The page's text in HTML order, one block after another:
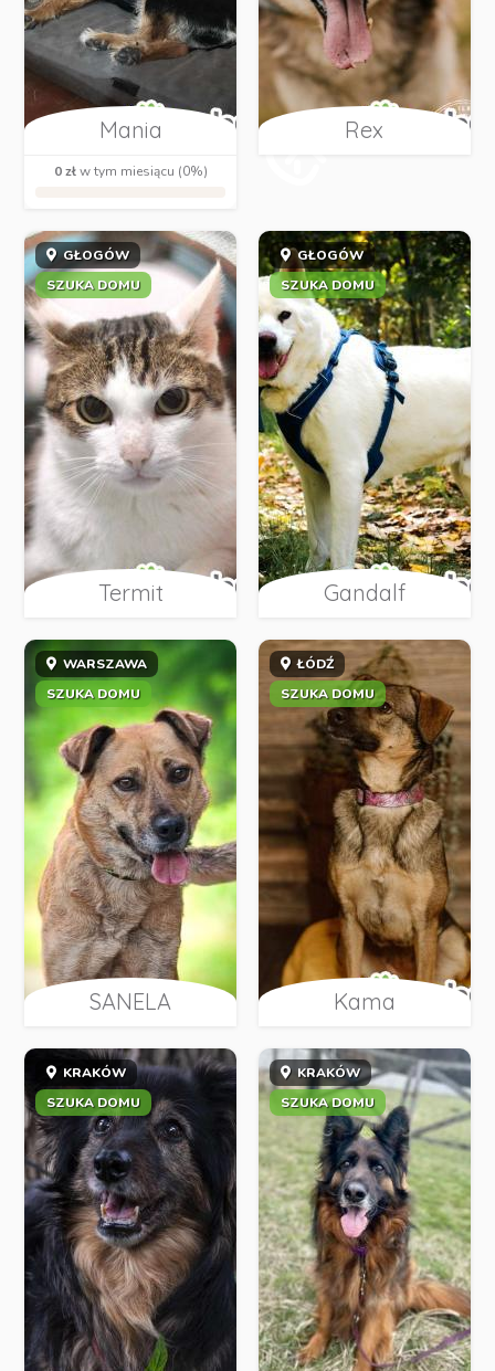
Mania
0 złw tym miesiącu (0%)
Rex
GŁOGÓW
SZUKA DOMU
Termit
GŁOGÓW
SZUKA DOMU
Gandalf
WARSZAWA
SZUKA DOMU
SANELA
ŁÓDŹ
SZUKA DOMU
Kama
KRAKÓW
SZUKA DOMU
KRAKÓW
SZUKA DOMU